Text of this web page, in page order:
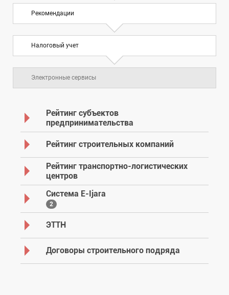
Рекомендации
Налоговый учет
Электронные сервисы
Рейтинг субъектов
предпринимательства
Рейтинг строительных компаний
Рейтинг транспортно-логистических
центров
Система E-Ijara
2
ЭТТН
Договоры строительного подряда